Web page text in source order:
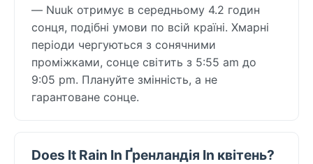
— Nuuk отримує в середньому 4.2 годин
сонця, подібні умови по всій країні. Хмарні
періоди чергуються з сонячними
проміжками, сонце світить з 5:55 am до
9:05 pm. Плануйте змінність, а не
гарантоване сонце.
Does It Rain In Ґренландія In квітень?